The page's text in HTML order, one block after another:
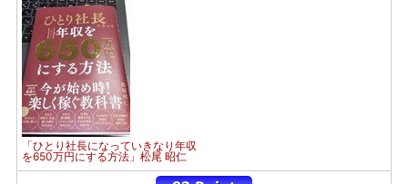
「ひとり社長になっていきなり年収
を650万円にする方法」松尾 昭仁